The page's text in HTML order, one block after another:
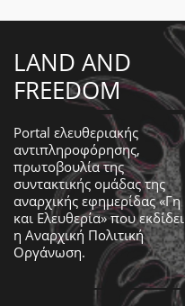
LAND AND
FREEDOM
Portal ελευθεριακής
αντιπληροφόρησης,
πρωτοβουλία της
συντακτικής ομάδας της
αναρχικής εφημερίδας «Γη
και Ελευθερία» που εκδίδει
η Αναρχική Πολιτική
Οργάνωση.